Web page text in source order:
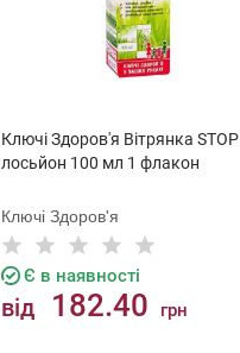
Ключі Здоров'я Вітрянка STOP
лосьйон 100 мл 1 флакон
Ключі Здоров'я
Є в наявності
від 182.40 грн